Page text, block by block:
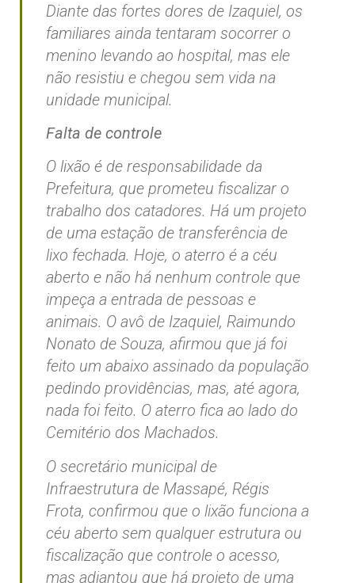
Diante das fortes dores de Izaquiel, os
familiares ainda tentaram socorrer o
menino levando ao hospital, mas ele
não resistiu e chegou sem vida na
unidade municipal.
Falta de controle
O lixão é de responsabilidade da
Prefeitura, que prometeu fiscalizar o
trabalho dos catadores. Há um projeto
de uma estação de transferência de
lixo fechada. Hoje, o aterro é a céu
aberto e não há nenhum controle que
impeça a entrada de pessoas e
animais. O avô de Izaquiel, Raimundo
Nonato de Souza, afirmou que já foi
feito um abaixo assinado da população
pedindo providências, mas, até agora,
nada foi feito. O aterro fica ao lado do
Cemitério dos Machados.
O secretário municipal de
Infraestrutura de Massapé, Régis
Frota, confirmou que o lixão funciona a
céu aberto sem qualquer estrutura ou
fiscalização que controle o acesso,
mas adiantou que há projeto de uma